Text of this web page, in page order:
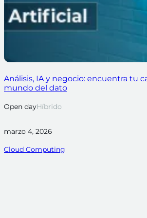
Análisis, IA y negocio: encuentra tu
mundo del dato
Open dayHíbrido
marzo 4, 2026
Cloud Computing